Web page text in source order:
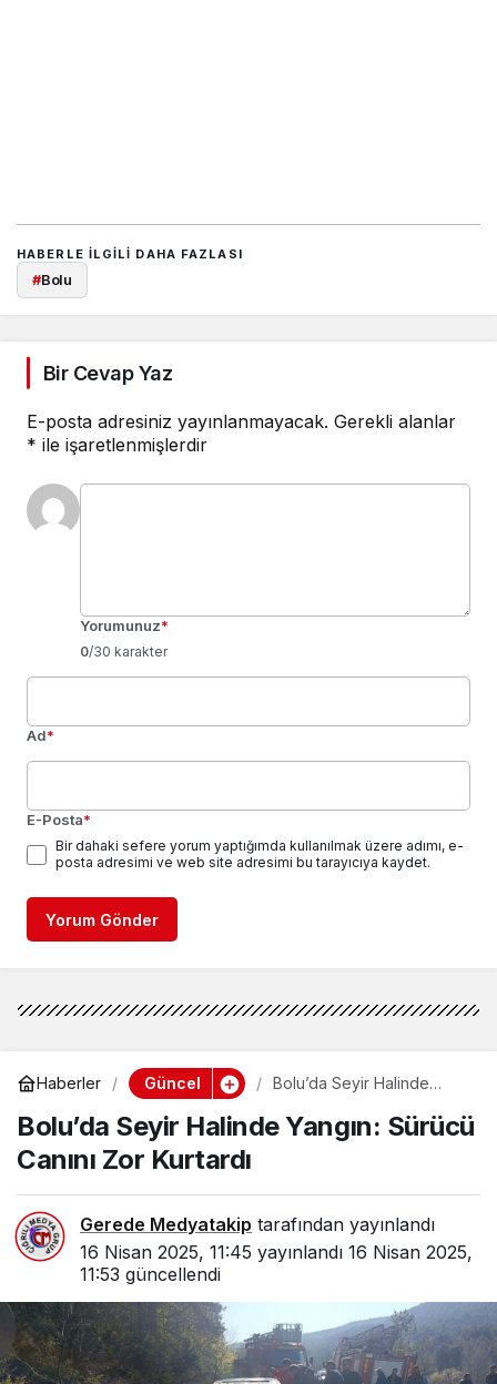
HABERLE ILGILI DAHA FAZLASI
#Bolu
Bir Cevap Yaz
E-posta adresiniz yayınlanmayacak. Gerekli alanlar
* ile işaretlenmişlerdir
Yorumunuz*
0/30 karakter
Ad*
E-Posta*
Bir dahaki sefere yorum yaptığımda kullanılmak üzere adımı, e-
posta adresimi ve web site adresimi bu tarayıcıya kaydet.
Yorum Gönder
Haberler Güncel
Bolu’da Seyir Halinde
Kurtardı
Bolu’da Seyir Halinde Yangın: Sürücü
Canını Zor Kurtardı
Gerede Medyatakip tarafından yayınlandı
16 Nisan 2025, 11:45 yayınlandı 16 Nisan 2025,
11:53 güncellendi